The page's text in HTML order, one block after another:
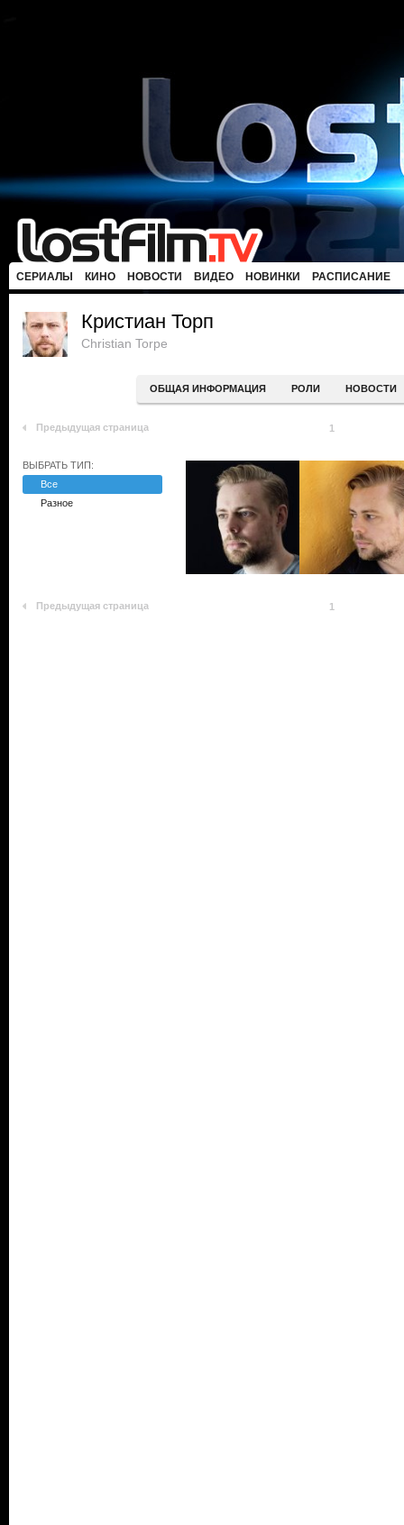
СЕРИАЛЫ КИНО НОВОСТИ ВИДЕО НОВИНКИ РАСПИСАНИЕ
Кристиан Торп
Christian Torpe
ОБЩАЯ ИНФОРМАЦИЯ РОЛИ НОВОСТИ
Предыдущая страница 1
ВЫБРАТЬ ТИП:
Все
Разное
Предыдущая страница 1